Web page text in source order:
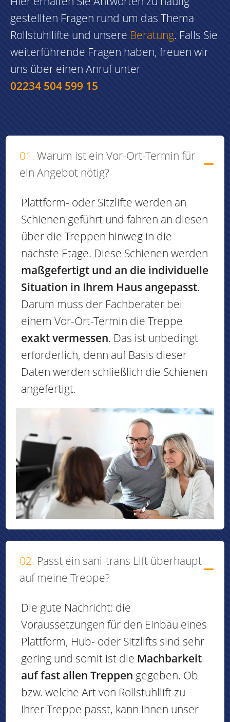
gestellten Fragen rund um das Thema
Rollstuhllifte und unsere Beratung. Falls Sie
weiterführende Fragen haben, freuen wir
uns über einen Anruf unter
02234 504 599 15
01. Warum ist ein Vor-Ort-Termin für
ein Angebot nötig?
Plattform- oder Sitzlifte werden an
Schienen geführt und fahren an diesen
über die Treppen hinweg in die
nächste Etage. Diese Schienen werden
maßgefertigt und an die individuelle
Situation in Ihrem Haus angepasst.
Darum muss der Fachberater bei
einem Vor-Ort-Termin die Treppe
exakt vermessen. Das ist unbedingt
erforderlich, denn auf Basis dieser
Daten werden schließlich die Schienen
angefertigt.
02. Passt ein sani-trans Lift überhaupt
auf meine Treppe?
Die gute Nachricht: die
Voraussetzungen für den Einbau eines
Plattform, Hub- oder Sitzlifts sind sehr
gering und somit ist die Machbarkeit
auf fast allen Treppen gegeben. Ob
bzw. welche Art von Rollstuhllift zu
Ihrer Treppe passt, kann Ihnen unser